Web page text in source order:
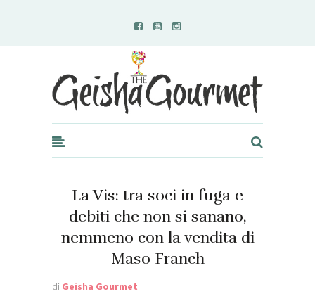
Geisha Gourmet
La Vis: tra soci in fuga e
debiti che non si sanano,
nemmeno con la vendita di
Maso Franch
di Geisha Gourmet